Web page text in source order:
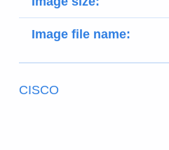
Image file name:
CISCO